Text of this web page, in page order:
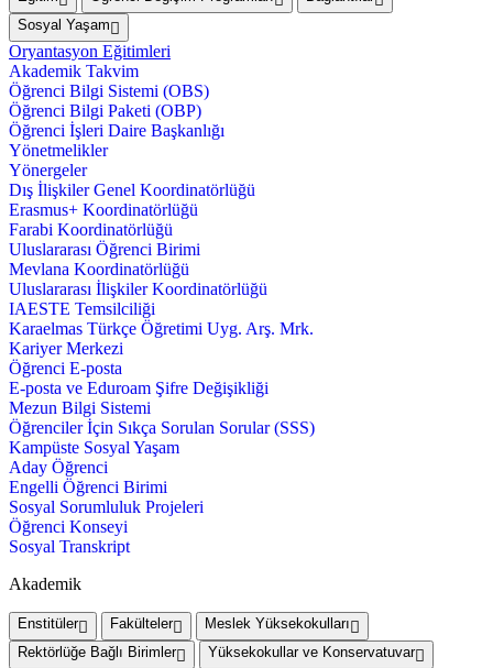
Sosyal Yaşam
Oryantasyon Eğitimleri
Akademik Takvim
Öğrenci Bilgi Sistemi (OBS)
Öğrenci Bilgi Paketi (OBP)
Öğrenci İşleri Daire Başkanlığı
Yönetmelikler
Yönergeler
Dış İlişkiler Genel Koordinatörlüğü
Erasmus+ Koordinatörlüğü
Farabi Koordinatörlüğü
Uluslararası Öğrenci Birimi
Mevlana Koordinatörlüğü
Uluslararası İlişkiler Koordinatörlüğü
IAESTE Temsilciliği
Karaelmas Türkçe Öğretimi Uyg. Arş. Mrk.
Kariyer Merkezi
Öğrenci E-posta
E-posta ve Eduroam Şifre Değişikliği
Mezun Bilgi Sistemi
Öğrenciler İçin Sıkça Sorulan Sorular (SSS)
Kampüste Sosyal Yaşam
Aday Öğrenci
Engelli Öğrenci Birimi
Sosyal Sorumluluk Projeleri
Öğrenci Konseyi
Sosyal Transkript
Akademik
Enstitüler Fakülteler
Meslek Yüksekokulları
Rektörlüğe Bağlı Birimler
Yüksekokullar ve Konservatuvar